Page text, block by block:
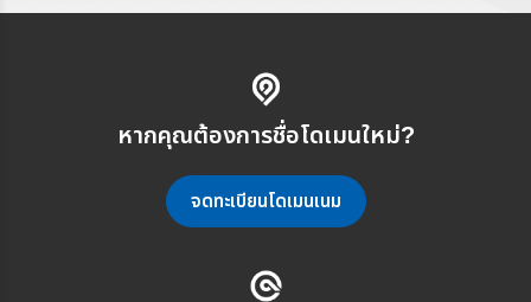
หากคุณต้องการชื่อโดเมนใหม่?
จดทะเบียนโดเมนเนม